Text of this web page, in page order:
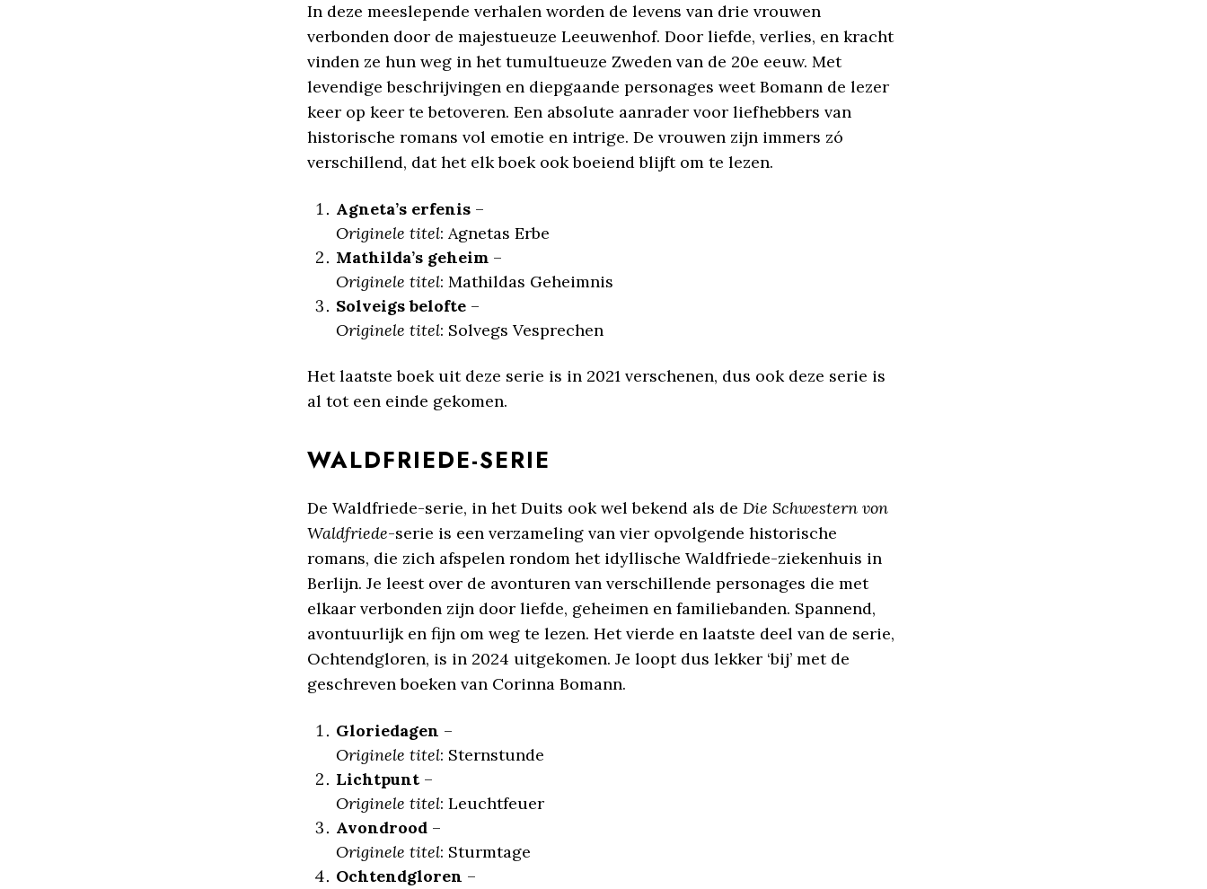
In deze meeslepende verhalen worden de levens van drie vrouwen
verbonden door de majestueuze Leeuwenhof. Door liefde, verlies, en kracht
vinden ze hun weg in het tumultueuze Zweden van de 20e eeuw. Met
levendige beschrijvingen en diepgaande personages weet Bomann de lezer
keer op keer te betoveren. Een absolute aanrader voor liefhebbers van
historische romans vol emotie en intrige. De vrouwen zijn immers zó
verschillend, dat het elk boek ook boeiend blijft om te lezen.
Agneta’s erfenis–
Originele titel: Agnetas Erbe
Mathilda’s geheim–
Originele titel: Mathildas Geheimnis
Solveigs belofte–
Originele titel: Solvegs Vesprechen
Het laatste boek uit deze serie is in 2021 verschenen, dus ook deze serie is
al tot een einde gekomen.
WALDFRIEDE-SERIE
De Waldfriede-serie, in het Duits ook wel bekend als de Die Schwestern von
Waldfriede-serie is een verzameling van vier opvolgende historische
romans, die zich afspelen rondom het idyllische Waldfriede-ziekenhuis in
Berlijn. Je leest over de avonturen van verschillende personages die met
elkaar verbonden zijn door liefde, geheimen en familiebanden. Spannend,
avontuurlijk en fijn om weg te lezen. Het vierde en laatste deel van de serie,
Ochtendgloren, is in 2024 uitgekomen. Je loopt dus lekker ‘bij’ met de
geschreven boeken van Corinna Bomann.
Gloriedagen –
Originele titel: Sternstunde
Lichtpunt–
Originele titel: Leuchtfeuer
Avondrood–
Originele titel: Sturmtage
Ochtendgloren –